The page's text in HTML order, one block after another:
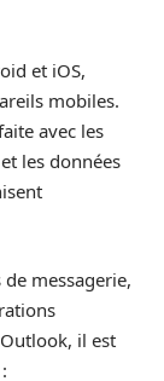
et iOS,
mobiles.
avec les
les données
messagerie,
il est